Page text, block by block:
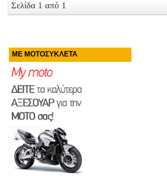
Σελίδα 1 από 1
ΜΕ ΜΟΤΟΣΥΚΛΕΤΑ